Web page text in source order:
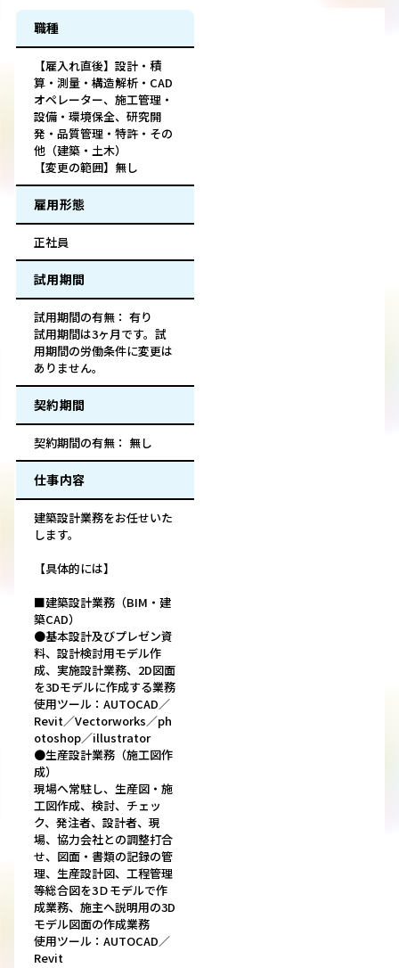
職種
【雇入れ直後】設計・積
算・測量・構造解析・CAD
オペレーター、施工管理・
設備・環境保全、研究開
発・品質管理・特許・その
他（建築・土木）
【変更の範囲】無し
雇用形態
正社員
試用期間
試用期間の有無： 有り
試用期間は3ヶ月です。試
用期間の労働条件に変更は
ありません。
契約期間
契約期間の有無： 無し
仕事内容
建築設計業務をお任せいた
します。
【具体的には】
■建築設計業務（BIM・建
築CAD）
●基本設計及びプレゼン資
料、設計検討用モデル作
成、実施設計業務、2D図面
を3Dモデルに作成する業務
使用ツール：AUTOCAD／
Revit／Vectorworks／ph
otoshop／illustrator
●生産設計業務（施工図作
成）
現場へ常駐し、生産図・施
工図作成、検討、チェッ
ク、発注者、設計者、現
場、協力会社との調整打合
せ、図面・書類の記録の管
理、生産設計図、工程管理
等総合図を3Ｄモデルで作
成業務、施主へ説明用の3D
モデル図面の作成業務
使用ツール：AUTOCAD／
Revit